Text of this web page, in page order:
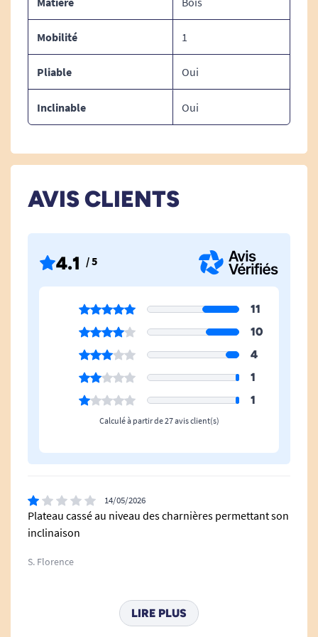
Mobilité 1
Pliable Oui
Inclinable Oui
AVIS CLIENTS
4.1 / 5
11
10
4
1
1
Calculé à partir de 27 avis client(s)
14/05/2026
Plateau cassé au niveau des charnières permettant son
inclinaison
S. Florence
01/08/2024
Qualité moyenne. Il manque vis et boulon sur les pieds.
LIRE PLUS